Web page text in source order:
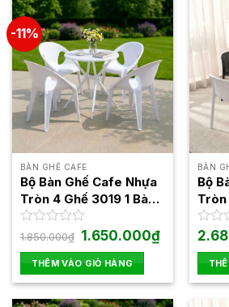
-11%
BÀN GHẾ CAFE
Bộ Bàn Ghế Cafe Nhựa
Tròn 4 Ghế 3019 1 Bàn
3025
Được
hạng
0
5
sao
1.850.000₫ Giá
gốc
là:
1.850.000₫.
1.650.000₫Giá
hiện
1.650.000₫.
THÊM VÀO GIỎ HÀNG
BÀN
Bộ
Tròn
Bàn
Được
hạng
0
5
sao